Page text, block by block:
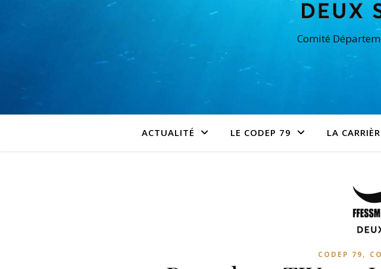
Comité
ACTUALITÉ LE CODEP 79 LA
CODEP 79,